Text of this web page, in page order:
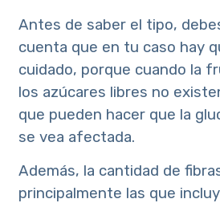
Antes de saber el tipo,
cuenta que en tu caso hay
cuidado, porque cuando la
los azúcares libres no
que pueden hacer que la
se vea afectada.
Además, la cantidad de
principalmente las que